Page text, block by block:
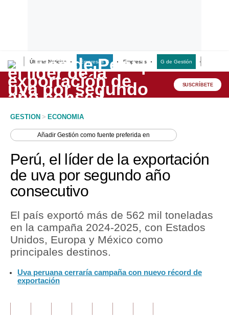
Últimas Noticias Empresas G Empresas G de Gestión
Lo último
Peru Quiosco
Economía
Mercados
Política
Tu Dinero
Finanzas Personales
SUSCRÍBETE
GESTION > ECONOMIA
AñadirGestión como fuente preferida en
Perú, el líder de la exportación
de uva por segundo año
consecutivo
El país exportó más de 562 mil toneladas
en la campaña 2024-2025, con Estados
Unidos, Europa y México como
principales destinos.
Uva peruana cerraría campaña con nuevo récord de
exportación